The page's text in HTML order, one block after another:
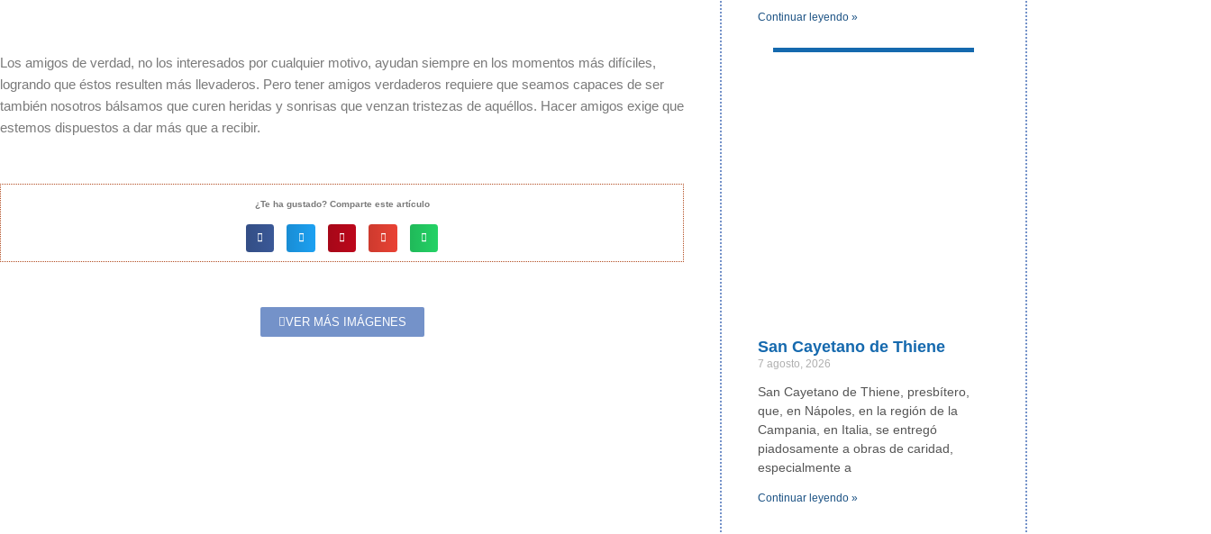
Los amigos de verdad, no los interesados por cualquier motivo, ayudan siempre en los momentos más difíciles,
logrando que éstos resulten más llevaderos. Pero tener amigos verdaderos requiere que seamos capaces de ser
también nosotros bálsamos que curen heridas y sonrisas que venzan tristezas de aquéllos. Hacer amigos exige que
estemos dispuestos a dar más que a recibir.
¿Te ha gustado? Comparte este artículo
VER MÁS IMÁGENES
Continuar leyendo »
San Cayetano de Thiene
7 agosto, 2026
San Cayetano de Thiene, presbítero,
que, en Nápoles, en la región de la
Campania, en Italia, se entregó
piadosamente a obras de caridad,
especialmente a
Continuar leyendo »